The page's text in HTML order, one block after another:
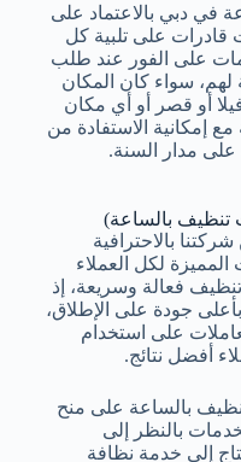
في دبي بالاعتماد على
قادرات على تلبية كل
على الفور عند طلب
لهم، سواء كان المكان
أو قصر أو أي مكان
إمكانية الاستفادة من
مدار السنة.
تنظيف بالساعة)
بالاحترافية
المميزة لكل العملاء
فعالة وسريعة، إذ
جودة على الإطلاق،
على استخدام
أفضل نتائج.
بالساعة على منح
بالنظر إلى
إلى خدمة نظافة